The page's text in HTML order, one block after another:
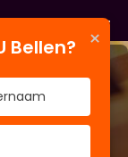
×
Bellen?